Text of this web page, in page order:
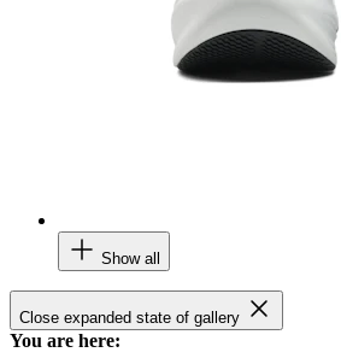
Show all
Close expanded state of gallery
You are here: